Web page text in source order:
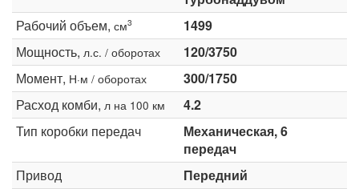
Рабочий объем, см3
1499
Мощность, л.с. / оборотах
120/3750
Момент, Н·м / оборотах
300/1750
Расход комби, л на 100 км
4.2
Тип коробки передач
Механическая, 6
передач
Привод
Передний